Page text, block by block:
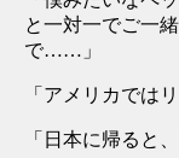
と一対一でご一
で……」
「アメリカでは
「日本に帰ると